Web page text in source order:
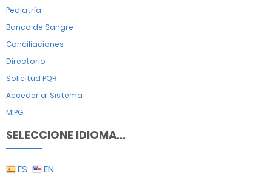
Pediatría
Banco de Sangre
Conciliaciones
Directorio
Solicitud PQR
Acceder al Sistema
MIPG
SELECCIONE IDIOMA...
ES EN